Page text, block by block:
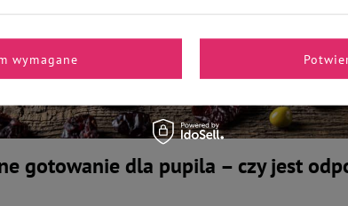
gotowanie dla pupila – czy jest
wymagane